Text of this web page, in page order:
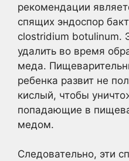
рекомендации
спящих эндоспор
clostridium botulinum.
удалить во время
меда.
ребенка развит не
кислый, чтобы
попадающие в
медом.
Следовательно, эти